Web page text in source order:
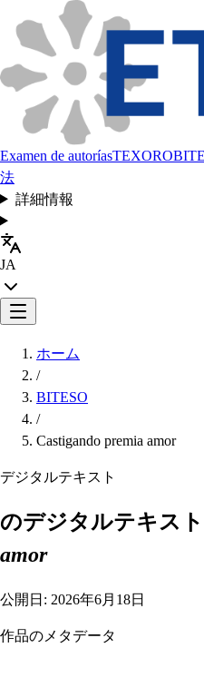
Examen de autoríasTEXORO
法
詳細情報
JA
ホーム
/
BITESO
/
Castigando premia amor
デジタルテキスト
のデジタルテキスト
amor
公開日: 2026年6月18日
作品のメタデータ